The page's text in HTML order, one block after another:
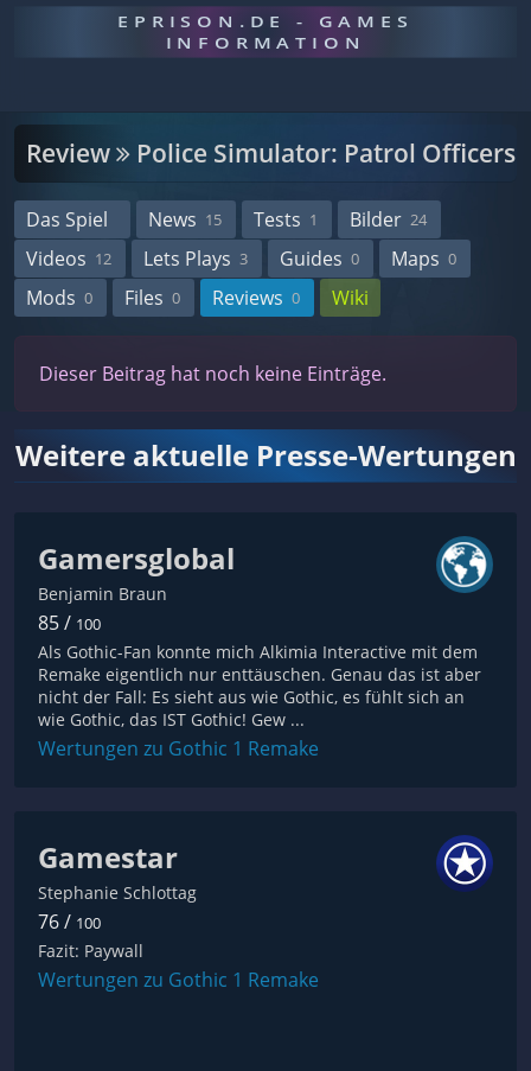
EPRISON.DE - GAMES
INFORMATION
Review Police Simulator: Patrol Officers
Das Spiel News 15 Tests 1 Bilder 24
Videos 12 Lets Plays 3 Guides 0 Maps 0
Mods 0 Files 0 Reviews 0 Wiki
Dieser Beitrag hat noch keine Einträge.
Weitere aktuelle Presse-Wertungen
Gamersglobal
Benjamin Braun
85 / 100
Als Gothic-Fan konnte mich Alkimia Interactive mit dem
Remake eigentlich nur enttäuschen. Genau das ist aber
nicht der Fall: Es sieht aus wie Gothic, es fühlt sich an
wie Gothic, das IST Gothic! Gew ...
Wertungen zu Gothic 1 Remake
Gamestar
Stephanie Schlottag
76 / 100
Fazit: Paywall
Wertungen zu Gothic 1 Remake